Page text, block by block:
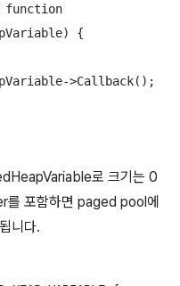
function
{
>Callback();
로 크기는 0
포함하면 paged pool에
니다.